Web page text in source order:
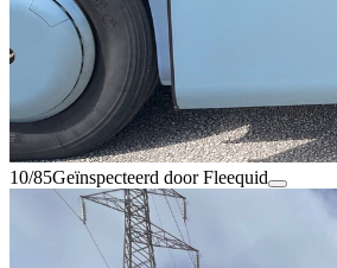
10/85Geïnspecteerd door Fleequid